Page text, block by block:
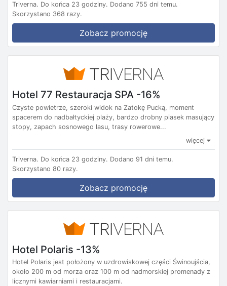
Triverna. Do końca 23 godziny. Dodano 755 dni temu.
Skorzystano 368 razy.
Zobacz promocję
Hotel 77 Restauracja SPA -16%
Czyste powietrze, szeroki widok na Zatokę Pucką, moment
spacerem do nadbałtyckiej plaży, bardzo drobny piasek masujący
stopy, zapach sosnowego lasu, trasy rowerowe...
więcej
Triverna. Do końca 23 godziny. Dodano 91 dni temu.
Skorzystano 80 razy.
Zobacz promocję
Hotel Polaris -13%
Hotel Polaris jest położony w uzdrowiskowej części Świnoujścia,
około 200 m od morza oraz 100 m od nadmorskiej promenady z
licznymi kawiarniami i restauracjami.